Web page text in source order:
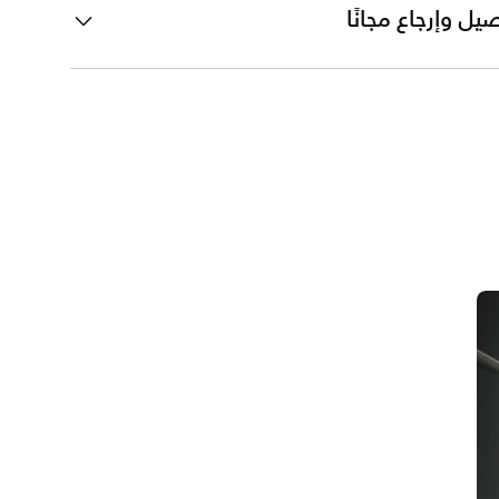
وإرجاع مجانًا